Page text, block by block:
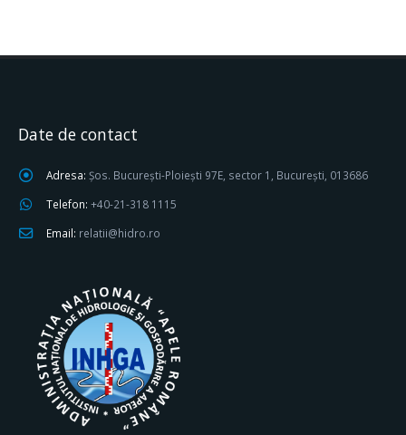
Date de contact
Adresa: Șos. București-Ploiești 97E, sector 1, București, 013686
Telefon: +40-21-318 1115
Email: relatii@hidro.ro